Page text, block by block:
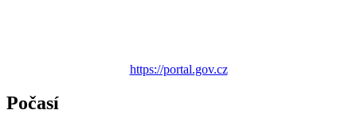
https://portal.gov.cz
Počasí